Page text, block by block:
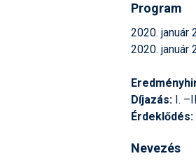
Program
2020. január
2020. január
Díjazás: I.
Érdeklődés:
Nevezés